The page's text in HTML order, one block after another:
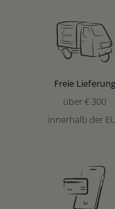
Freie Lieferung
über € 300
innerhalb der